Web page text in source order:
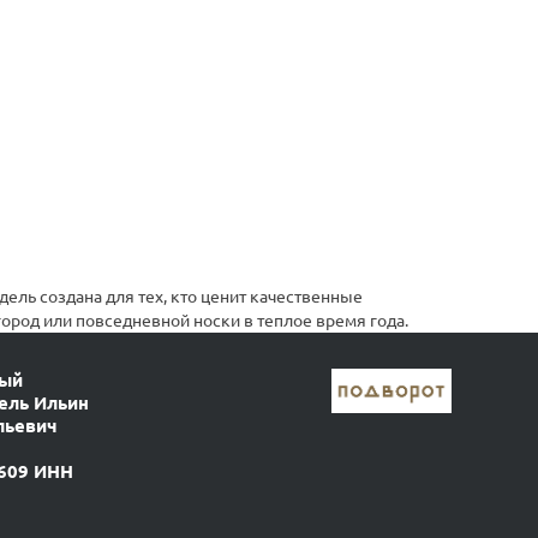
создана для тех, кто ценит качественные
или повседневной носки в теплое время года.
Ильин
ИНН